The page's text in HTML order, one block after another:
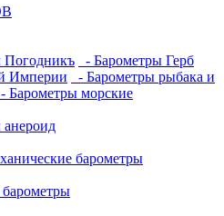
Погодникъ
- Барометры Герб
Империи
- Барометры рыбака и
- Барометры морские
барометры